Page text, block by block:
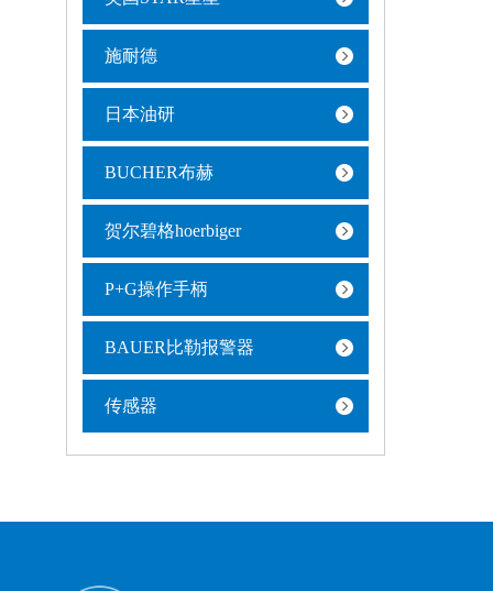
施耐德
日本油研
BUCHER布赫
贺尔碧格hoerbiger
P+G操作手柄
BAUER比勒报警器
传感器